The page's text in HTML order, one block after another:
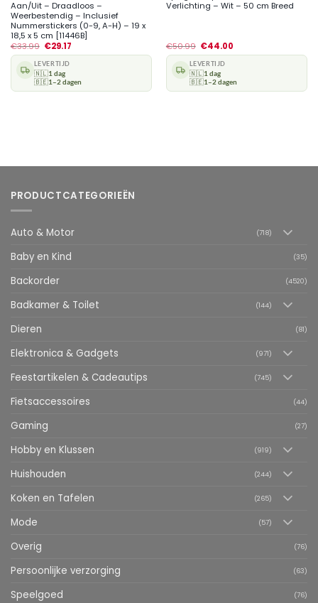
Aan/Uit – Draadloos –
Weerbestendig – Inclusief
Nummerstickers (0-9, A-H) – 19 x
18,5 x 5 cm [11446B]
€33.99 €29.17
LEVERTIJD
🇳🇱1 dag
🇧🇪1–2 dagen
Verlichting – Wit – 50 cm Breed
€50.99 €44.00
LEVERTIJD
🇳🇱1 dag
🇧🇪1–2 dagen
PRODUCTCATEGORIEËN
Auto & Motor (718)
Baby en Kind (35)
Backorder (4520)
Badkamer & Toilet (144)
Dieren (81)
Elektronica & Gadgets (971)
Feestartikelen & Cadeautips (745)
Fietsaccessoires (44)
Gaming (27)
Hobby en Klussen (919)
Huishouden (244)
Koken en Tafelen (265)
Mode (57)
Overig (76)
Persoonlijke verzorging (63)
Speelgoed (76)